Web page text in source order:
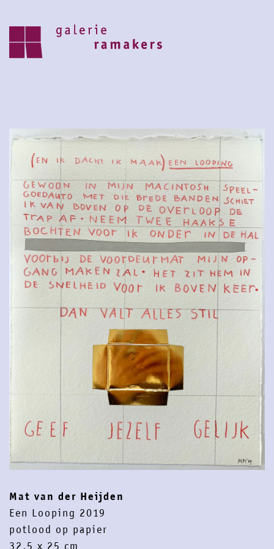
30.07.2026 – 27.08.2026
zomer reces 2026
save the date 6 september opening
nieuwe seizoen
visit
home
artists
about
news
contact
newsletter
instagram facebook
Mat van der Heijden
Een Looping 2019
potlood op papier
32,5 x 25 cm